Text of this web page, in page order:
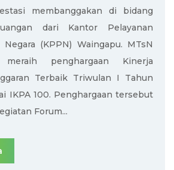
membanggakan di bidang
dari Kantor Pelayanan
Negara (KPPN) Waingapu. MTsN
penghargaan Kinerja
Terbaik Triwulan I Tahun
IKPA 100. Penghargaan tersebut
Forum...